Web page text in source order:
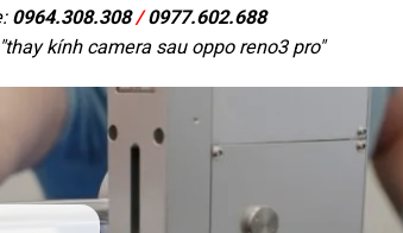
0964.308.308/0977.602.688
thay kính camera sau oppo reno3 pro"